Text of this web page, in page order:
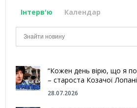
Інтерв'ю Календар
“Кожен день вірю, що я
– староста Козачої
28.07.2026